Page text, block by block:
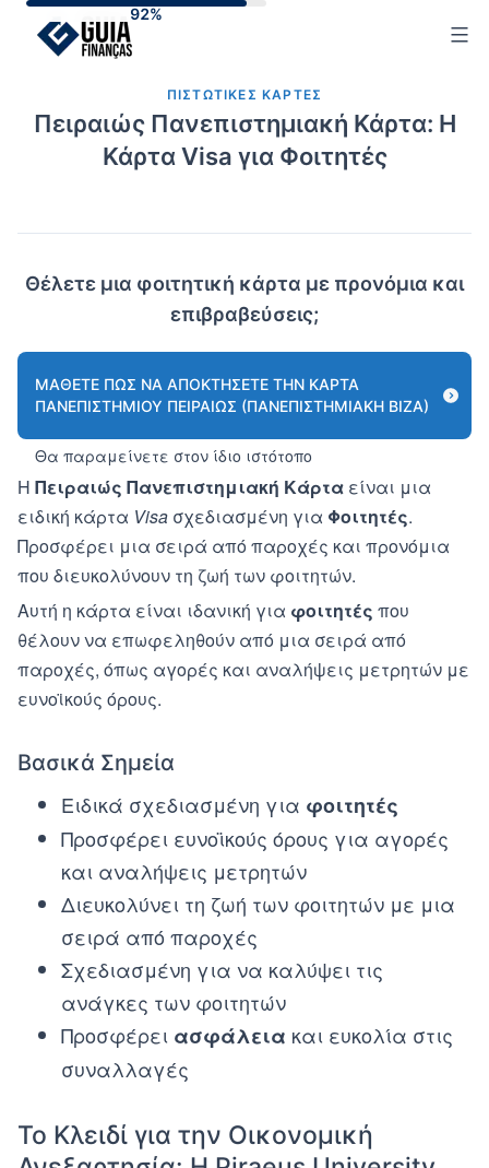
Skip
ΠΙΣΤΩΤΙΚΈΣ ΚΆΡΤΕΣ
Πειραιώς Πανεπιστημιακή Κάρτα: Η
Κάρτα Visa για Φοιτητές
Θέλετε μια φοιτητική κάρτα με προνόμια και
επιβραβεύσεις;
ΜΆΘΕΤΕ ΠΏΣ ΝΑ ΑΠΟΚΤΉΣΕΤΕ ΤΗΝ ΚΆΡΤΑ
ΠΑΝΕΠΙΣΤΗΜΊΟΥ ΠΕΙΡΑΙΏΣ (ΠΑΝΕΠΙΣΤΗΜΙΑΚΉ ΒΊΖΑ)
Θα παραμείνετε στον ίδιο ιστότοπο
Η Πειραιώς Πανεπιστημιακή Κάρτα είναι μια
ειδική κάρτα Visa σχεδιασμένη για Φοιτητές.
Προσφέρει μια σειρά από παροχές και προνόμια
που διευκολύνουν τη ζωή των φοιτητών.
Αυτή η κάρτα είναι ιδανική για φοιτητές που
θέλουν να επωφεληθούν από μια σειρά από
παροχές, όπως αγορές και αναλήψεις μετρητών με
ευνοϊκούς όρους.
Βασικά Σημεία
Ειδικά σχεδιασμένη για φοιτητές
Προσφέρει ευνοϊκούς όρους για αγορές
και αναλήψεις μετρητών
Διευκολύνει τη ζωή των φοιτητών με μια
σειρά από παροχές
Σχεδιασμένη για να καλύψει τις
ανάγκες των φοιτητών
Προσφέρει ασφάλεια και ευκολία στις
συναλλαγές
Το Κλειδί για την Οικονομική